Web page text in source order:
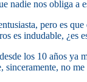
nadie nos obliga a
pero es
es indudable,
los 10 años ya
sinceramente, no me